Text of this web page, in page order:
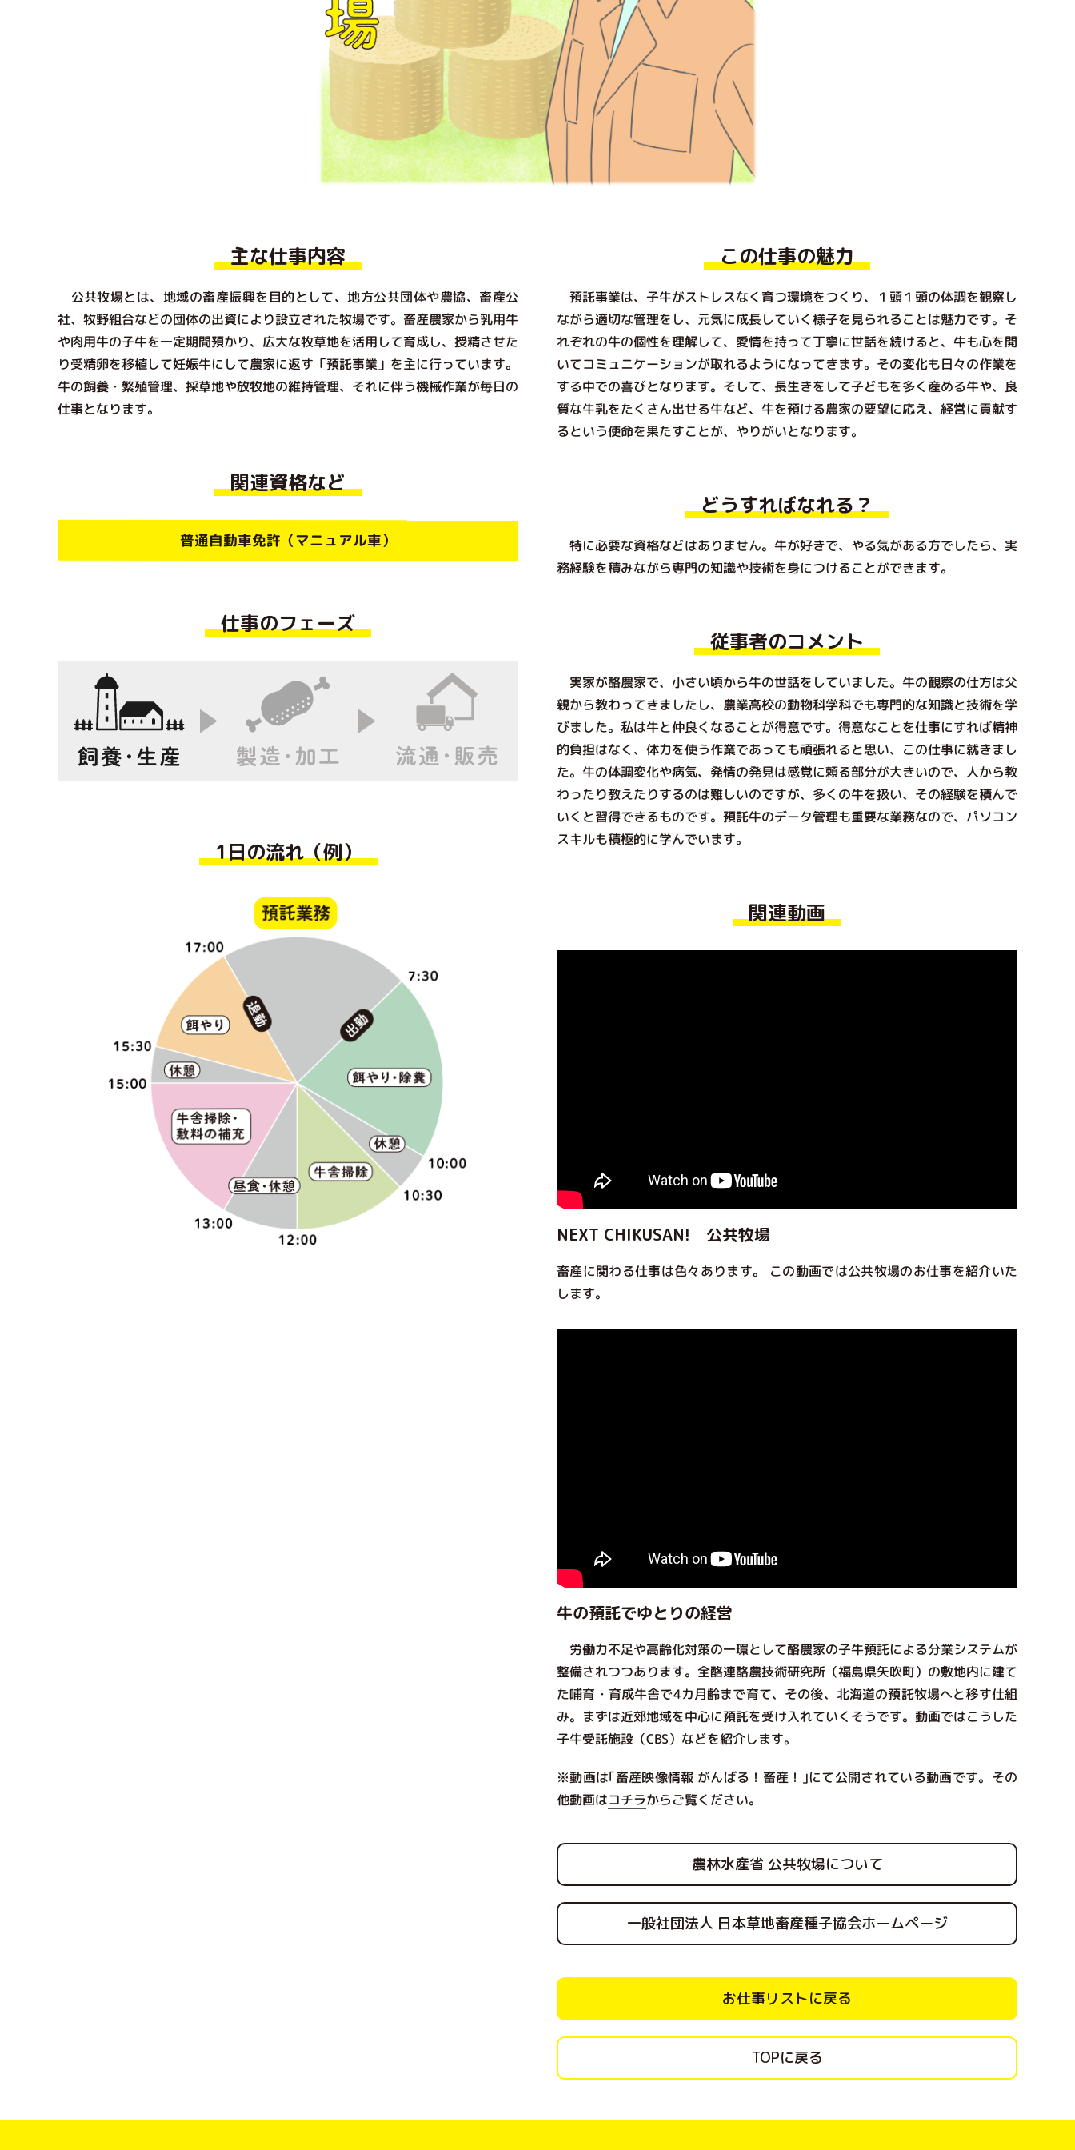
主な仕事内容
公共牧場とは、地域の畜産振興を目的として、地方公共団体や農協、畜産公
社、牧野組合などの団体の出資により設立された牧場です。畜産農家から乳用牛
や肉用牛の子牛を一定期間預かり、広大な牧草地を活用して育成し、授精させた
り受精卵を移植して妊娠牛にして農家に返す「預託事業」を主に行っています。
牛の飼養・繁殖管理、採草地や放牧地の維持管理、それに伴う機械作業が毎日の
仕事となります。
関連資格など
普通自動車免許（マニュアル車）
仕事のフェーズ
1日の流れ（例）
この仕事の魅力
預託事業は、子牛がストレスなく育つ環境をつくり、１頭１頭の体調を観察し
ながら適切な管理をし、元気に成長していく様子を見られることは魅力です。そ
れぞれの牛の個性を理解して、愛情を持って丁寧に世話を続けると、牛も心を開
いてコミュニケーションが取れるようになってきます。その変化も日々の作業を
する中での喜びとなります。そして、長生きをして子どもを多く産める牛や、良
質な牛乳をたくさん出せる牛など、牛を預ける農家の要望に応え、経営に貢献す
るという使命を果たすことが、やりがいとなります。
どうすればなれる？
特に必要な資格などはありません。牛が好きで、やる気がある方でしたら、実
務経験を積みながら専門の知識や技術を身につけることができます。
従事者のコメント
実家が酪農家で、小さい頃から牛の世話をしていました。牛の観察の仕方は父
親から教わってきましたし、農業高校の動物科学科でも専門的な知識と技術を学
びました。私は牛と仲良くなることが得意です。得意なことを仕事にすれば精神
的負担はなく、体力を使う作業であっても頑張れると思い、この仕事に就きまし
た。牛の体調変化や病気、発情の発見は感覚に頼る部分が大きいので、人から教
わったり教えたりするのは難しいのですが、多くの牛を扱い、その経験を積んで
いくと習得できるものです。預託牛のデータ管理も重要な業務なので、パソコン
スキルも積極的に学んでいます。
関連動画
NEXT CHIKUSAN! 公共牧場
畜産に関わる仕事は色々あります。 この動画では公共牧場のお仕事を紹介いた
します。
牛の預託でゆとりの経営
労働力不足や高齢化対策の一環として酪農家の子牛預託による分業システムが
整備されつつあります。全酪連酪農技術研究所（福島県矢吹町）の敷地内に建て
た哺育・育成牛舎で4カ月齢まで育て、その後、北海道の預託牧場へと移す仕組
み。まずは近郊地域を中心に預託を受け入れていくそうです。動画ではこうした
子牛受託施設（CBS）などを紹介します。
※動画は｢畜産映像情報 がんばる！畜産！｣にて公開されている動画です。その
他動画はコチラからご覧ください。
農林水産省 公共牧場について
一般社団法人 日本草地畜産種子協会ホームページ
お仕事リストに戻る
TOPに戻る